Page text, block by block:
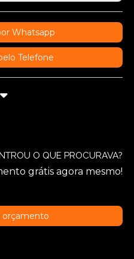
Whatsapp
Telefone
O QUE PROCURAVA?
grátis agora mesmo!
orçamento